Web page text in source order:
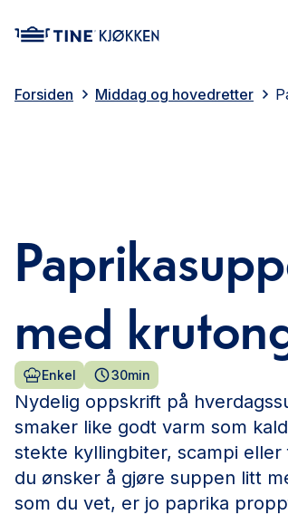
Forsiden Middag og hovedretter
med
Enkel 30min
Nydelig oppskrift på
smaker like godt varm som
stekte kyllingbiter, scampi eller
du ønsker å gjøre suppen litt
som du vet, er jo paprika